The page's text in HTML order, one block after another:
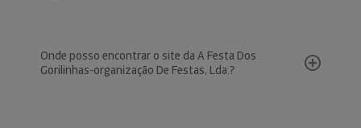
Onde posso encontrar o site da A Festa Dos
Gorilinhas-organização De Festas, Lda.?